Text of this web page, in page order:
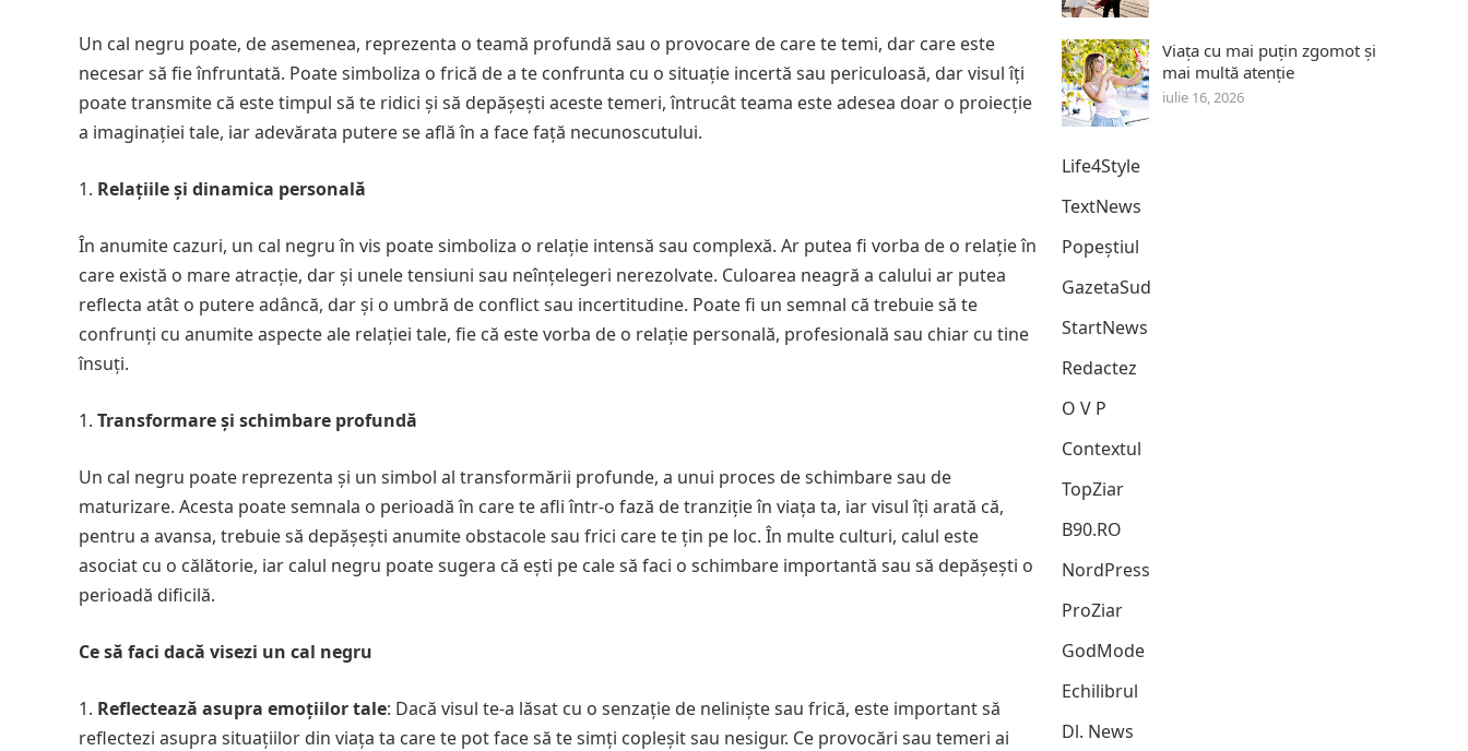
Un cal negru poate, de asemenea, reprezenta o teamă profundă sau o provocare de care te temi, dar care este
necesar să fie înfruntată. Poate simboliza o frică de a te confrunta cu o situație incertă sau periculoasă, dar visul îți
poate transmite că este timpul să te ridici și să depășești aceste temeri, întrucât teama este adesea doar o proiecție
a imaginației tale, iar adevărata putere se află în a face față necunoscutului.
Relațiile și dinamica personală
În anumite cazuri, un cal negru în vis poate simboliza o relație intensă sau complexă. Ar putea fi vorba de o relație în
care există o mare atracție, dar și unele tensiuni sau neînțelegeri nerezolvate. Culoarea neagră a calului ar putea
reflecta atât o putere adâncă, dar și o umbră de conflict sau incertitudine. Poate fi un semnal că trebuie să te
confrunți cu anumite aspecte ale relației tale, fie că este vorba de o relație personală, profesională sau chiar cu tine
însuți.
Transformare și schimbare profundă
Un cal negru poate reprezenta și un simbol al transformării profunde, a unui proces de schimbare sau de
maturizare. Acesta poate semnala o perioadă în care te afli într-o fază de tranziție în viața ta, iar visul îți arată că,
pentru a avansa, trebuie să depășești anumite obstacole sau frici care te țin pe loc. În multe culturi, calul este
asociat cu o călătorie, iar calul negru poate sugera că ești pe cale să faci o schimbare importantă sau să depășești o
perioadă dificilă.
Ce să faci dacă visezi un cal negru
Reflectează asupra emoțiilor tale: Dacă visul te-a lăsat cu o senzație de neliniște sau frică, este important să
reflectezi asupra situațiilor din viața ta care te pot face să te simți copleșit sau nesigur. Ce provocări sau temeri ai
Viața cu mai puțin zgomot și
mai multă atenție
iulie 16, 2026
Life4Style
TextNews
Popeștiul
GazetaSud
StartNews
Redactez
O V P
Contextul
TopZiar
B90.RO
NordPress
ProZiar
GodMode
Echilibrul
Dl. News